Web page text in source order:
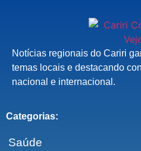
Notícias regionais do Cariri
temas locais e destacando
nacional e internacional.
Categorias:
Saúde